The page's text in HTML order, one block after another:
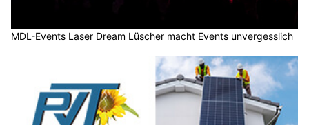
MDL-Events Laser Dream Lüscher macht Events unvergesslich